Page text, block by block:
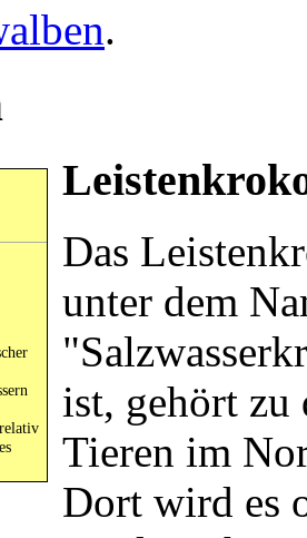
.
Das
unter dem
ist, gehört zu
Tieren im
Dort wird es